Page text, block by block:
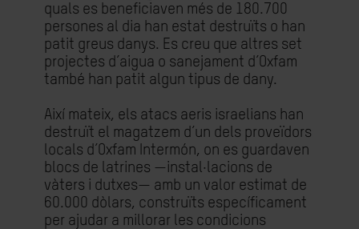
quals es beneficiaven més de 180.700
persones al dia han estat destruïts o han
patit greus danys. Es creu que altres set
projectes d’aigua o sanejament d’Oxfam
també han patit algun tipus de dany.
Així mateix, els atacs aeris israelians han
destruït el magatzem d’un dels proveïdors
locals d’Oxfam Intermón, on es guardaven
blocs de latrines —instal·lacions de
vàters i dutxes— amb un valor estimat de
60.000 dòlars, construïts específicament
per ajudar a millorar les condicions